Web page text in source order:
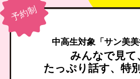
中高生対象「サン美美
みんなで見て
たっぷり話す、特